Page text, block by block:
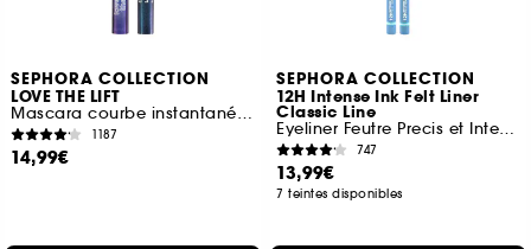
SEPHORA COLLECTION
LOVE THE LIFT
Mascara courbe instantanée et volume lifté
1187
14,99€
SEPHORA COLLECTION
12H Intense Ink Felt Liner
Classic Line
Eyeliner Feutre Precis et Intense
747
13,99€
7 teintes disponibles